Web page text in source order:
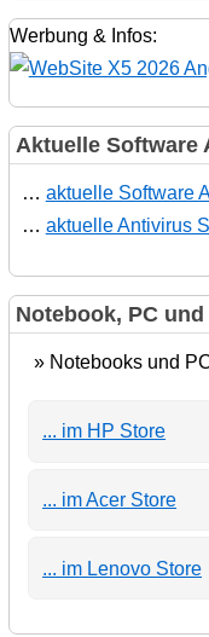
Werbung & Infos:
Aktuelle Software
… aktuelle Software
… aktuelle Antivirus
Notebook, PC
» Notebooks und
... im HP Store
... im Acer Store
... im Lenovo Store